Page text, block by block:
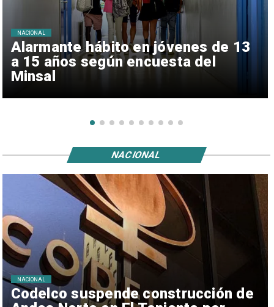
Alarmante hábito en jóvenes de 13
a 15 años según encuesta del
Minsal
NACIONAL
Codelco suspende construcción de
NACIONAL
NACIONAL